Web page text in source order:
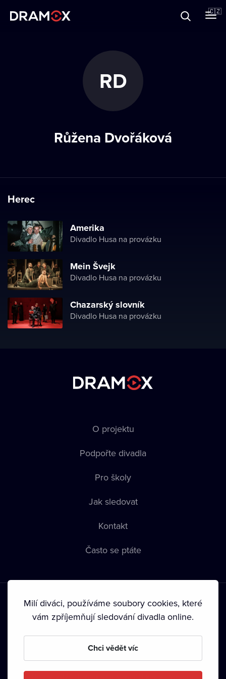
🇨🇿
RD
Růžena Dvořáková
Herec
Amerika
Divadlo Husa na provázku
Mein Švejk
Divadlo Husa na provázku
Chazarský slovník
Divadlo Husa na provázku
O projektu
Podpořte divadla
Pro školy
Jak sledovat
Kontakt
Často se ptáte
Podmínky používání • Ochrana soukromí • Zásady používání
• Autorská práva•
Milí diváci, používáme soubory cookies, které
vám zpříjemňují sledování divadla online.
Chci vědět víc